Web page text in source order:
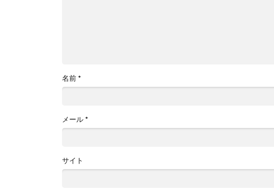
名前 *
メール *
サイト